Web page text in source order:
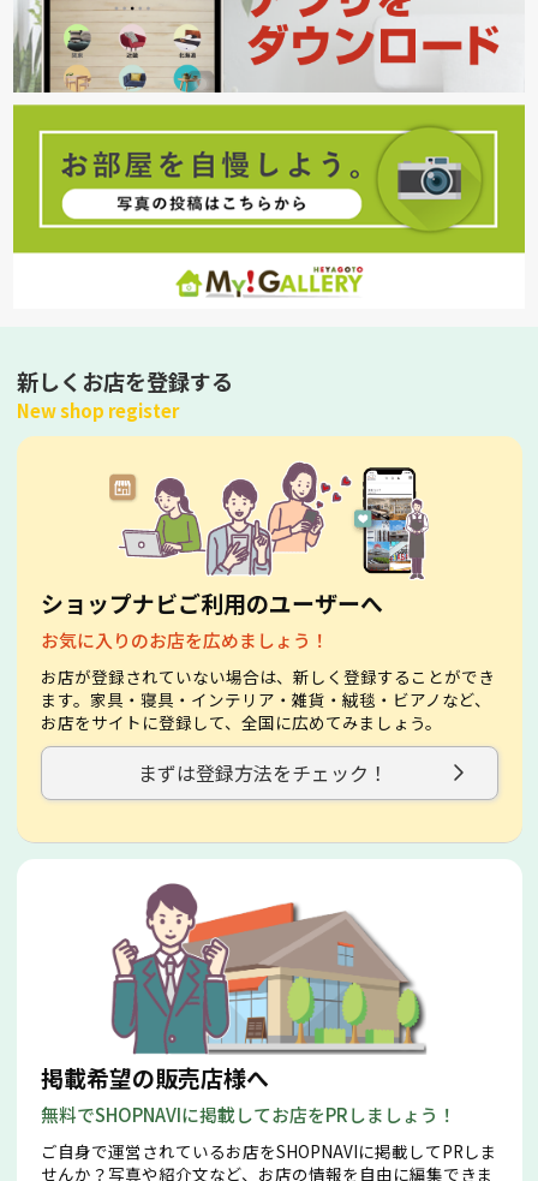
新しくお店を登録する
New shop register
ショップナビご利用のユーザーへ
お気に入りのお店を広めましょう！
お店が登録されていない場合は、新しく登録することができ
ます。家具・寝具・インテリア・雑貨・絨毯・ビアノなど、
お店をサイトに登録して、全国に広めてみましょう。
まずは登録方法をチェック！
掲載希望の販売店様へ
無料でSHOPNAVIに掲載してお店をPRしましょう！
ご自身で運営されているお店をSHOPNAVIに掲載してPRしま
せんか？写真や紹介文など、お店の情報を自由に編集できま